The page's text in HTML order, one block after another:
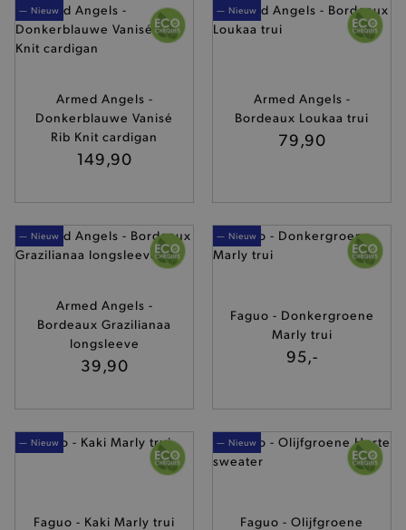
— Nieuw
Armed Angels -
Donkerblauwe Vanisé
Rib Knit cardigan
149,90
— Nieuw
Armed Angels -
Bordeaux Loukaa trui
79,90
— Nieuw
Armed Angels -
Bordeaux Grazilianaa
longsleeve
39,90
— Nieuw
Faguo - Donkergroene
Marly trui
95,-
— Nieuw
Faguo - Kaki Marly trui
— Nieuw
Faguo - Olijfgroene